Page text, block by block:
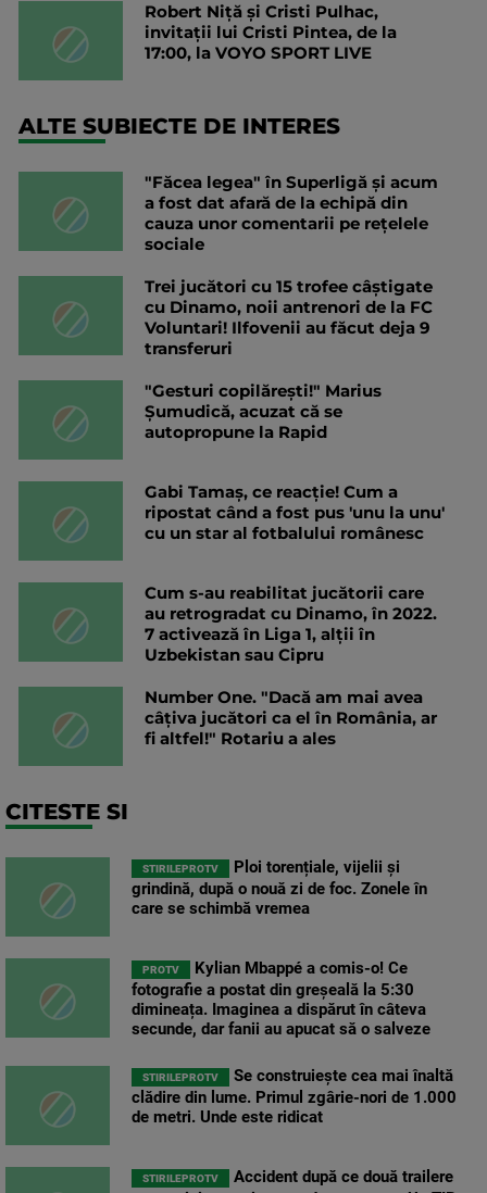
Robert Niță și Cristi Pulhac,
invitații lui Cristi Pintea, de la
17:00, la VOYO SPORT LIVE
ALTE SUBIECTE DE INTERES
"Făcea legea" în Superligă și acum
a fost dat afară de la echipă din
cauza unor comentarii pe rețelele
sociale
Trei jucători cu 15 trofee câștigate
cu Dinamo, noii antrenori de la FC
Voluntari! Ilfovenii au făcut deja 9
transferuri
"Gesturi copilărești!" Marius
Șumudică, acuzat că se
autopropune la Rapid
Gabi Tamaș, ce reacție! Cum a
ripostat când a fost pus 'unu la unu'
cu un star al fotbalului românesc
Cum s-au reabilitat jucătorii care
au retrogradat cu Dinamo, în 2022.
7 activează în Liga 1, alții în
Uzbekistan sau Cipru
Number One. "Dacă am mai avea
câțiva jucători ca el în România, ar
fi altfel!" Rotariu a ales
CITESTE SI
STIRILEPROTV
Ploi torențiale, vijelii și
grindină, după o nouă zi de foc. Zonele în
care se schimbă vremea
PROTV
Kylian Mbappé a comis-o! Ce
fotografie a postat din greșeală la 5:30
dimineața. Imaginea a dispărut în câteva
secunde, dar fanii au apucat să o salveze
STIRILEPROTV
Se construiește cea mai înaltă
clădire din lume. Primul zgârie-nori de 1.000
de metri. Unde este ridicat
STIRILEPROTV
Accident după ce două trailere